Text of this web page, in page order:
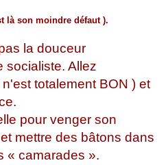
là son moindre défaut ).
la douceur
socialiste. Allez
totalement BON ) et
pour venger son
mettre des bâtons dans
« camarades ».